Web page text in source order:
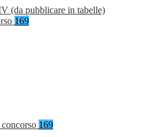
(da pubblicare in tabelle)
169
169